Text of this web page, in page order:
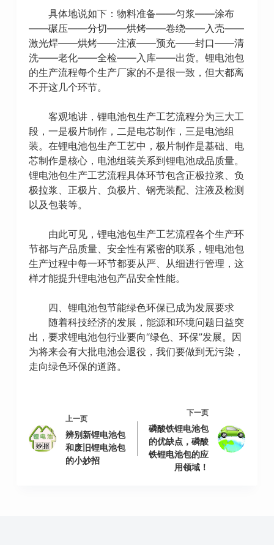
具体地说如下：物料准备——匀浆——涂布
——碾压——分切——烘烤——卷绕——入壳——
激光焊——烘烤——注液——预充——封口——清
洗——老化——全检——入库——出货。锂电池包
的生产流程每个生产厂家的不是很一致，但大都离
不开这几个环节。
客观地讲，锂电池包生产工艺流程分为三大工
段，一是极片制作，二是电芯制作，三是电池组
装。在锂电池包生产工艺中，极片制作是基础、电
芯制作是核心，电池组装关系到锂电池成品质量。
锂电池包生产工艺流程具体环节包含正极拉浆、负
极拉浆、正极片、负极片、钢壳装配、注液及检测
以及包装等。
由此可见，锂电池包生产工艺流程各个生产环
节都与产品质量、安全性有紧密的联系，锂电池包
生产过程中每一环节都要从严、从细进行管理，这
样才能提升锂电池包产品安全性能。
四、锂电池包节能绿色环保已成为发展要求
随着科技经济的发展，能源和环境问题日益突
出，要求锂电池包行业要向“绿色、环保”发展。因
为将来会有大批电池会退役，我们要做到无污染，
走向绿色环保的道路。
上一页
辨别新锂电池包
和废旧锂电池包
的小妙招
下一页
磷酸铁锂电池包
的优缺点，磷酸
铁锂电池包的应
用领域！